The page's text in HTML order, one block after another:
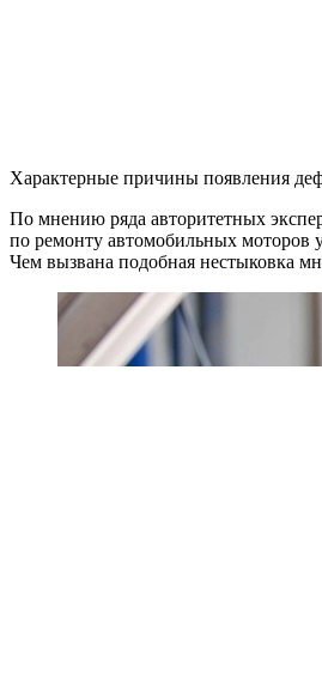
Характерные причины появления
По мнению ряда авторитетных
по ремонту автомобильных моторов
Чем вызвана подобная нестыковка